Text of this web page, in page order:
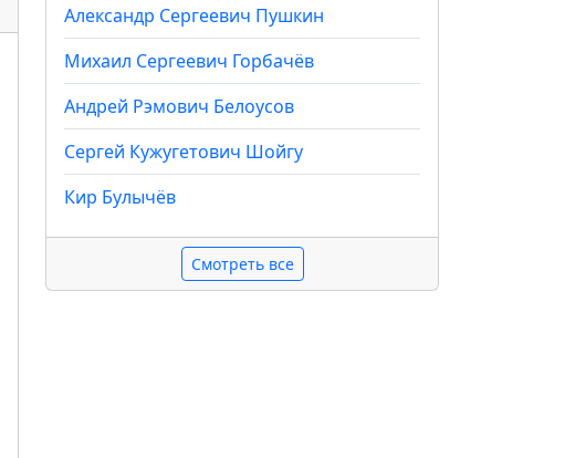
Александр Сергеевич Пушкин
Михаил Сергеевич Горбачёв
Андрей Рэмович Белоусов
Сергей Кужугетович Шойгу
Кир Булычёв
Смотреть все